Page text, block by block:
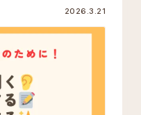
2026.3.21